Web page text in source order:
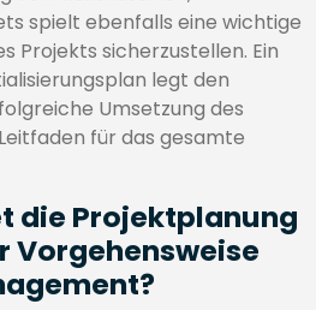
spielt ebenfalls eine wichtige
Projekts sicherzustellen. Ein
legt den
Umsetzung des
für das gesamte
die Projektplanung
Vorgehensweise